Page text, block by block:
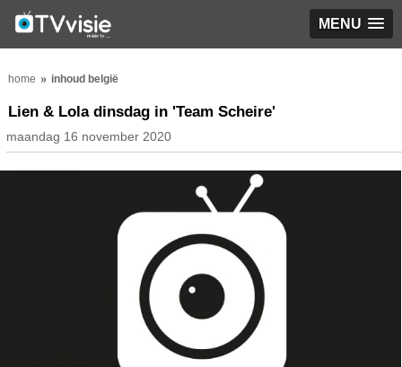
MENU
home inhoud belgië
Lien & Lola dinsdag in 'Team Scheire'
maandag 16 november 2020